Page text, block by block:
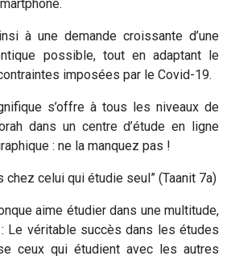
à une demande croissante d’une
possible, tout en adaptant le
imposées par le Covid-19.
s’offre à tous les niveaux de
dans un centre d’étude en ligne
: ne la manquez pas !
chez celui qui étudie seul” (Taanit 7a)
aime étudier dans une multitude,
Le véritable succès dans les études
ceux qui étudient avec les autres